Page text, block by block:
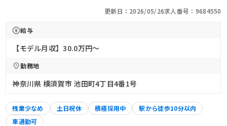
更新日：2026/05/26求人番号：9684550
給与
【モデル月収】30.0万円〜
勤務地
神奈川県 横須賀市 池田町4丁目4番1号
残業少なめ 土日祝休 積極採用中
駅から徒歩10分以内
車通勤可